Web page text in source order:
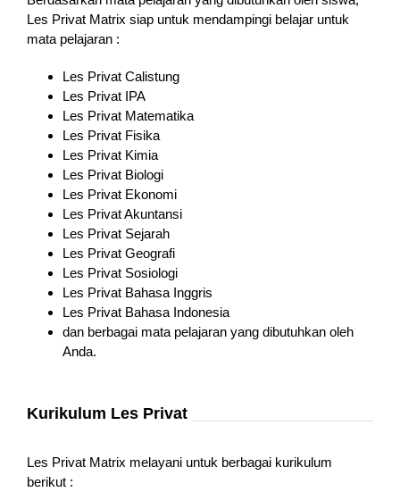
Les Privat Matrix siap untuk mendampingi belajar untuk
mata pelajaran :
Les Privat Calistung
Les Privat IPA
Les Privat Matematika
Les Privat Fisika
Les Privat Kimia
Les Privat Biologi
Les Privat Ekonomi
Les Privat Akuntansi
Les Privat Sejarah
Les Privat Geografi
Les Privat Sosiologi
Les Privat Bahasa Inggris
Les Privat Bahasa Indonesia
dan berbagai mata pelajaran yang dibutuhkan oleh
Anda.
Kurikulum Les Privat
Les Privat Matrix melayani untuk berbagai kurikulum
berikut :